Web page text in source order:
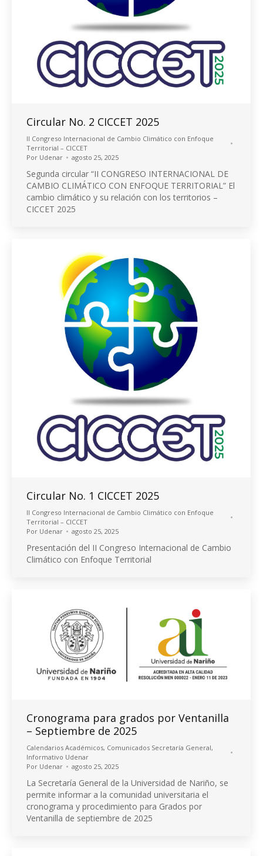
Circular No. 2 CICCET 2025
ll Congreso Internacional de Cambio Climático con Enfoque
Territorial – CICCET
Por Udenar agosto 25, 2025
Segunda circular “II CONGRESO INTERNACIONAL DE
CAMBIO CLIMÁTICO CON ENFOQUE TERRITORIAL” El
cambio climático y su relación con los territorios –
CICCET 2025
Circular No. 1 CICCET 2025
ll Congreso Internacional de Cambio Climático con Enfoque
Territorial – CICCET
Por Udenar agosto 25, 2025
Presentación del II Congreso Internacional de Cambio
Climático con Enfoque Territorial
Cronograma para grados por Ventanilla
– Septiembre de 2025
Calendarios Académicos, Comunicados Secretaría General,
Informativo Udenar
Por Udenar agosto 25, 2025
La Secretaría General de la Universidad de Nariño, se
permite informar a la comunidad universitaria el
cronograma y procedimiento para Grados por
Ventanilla de septiembre de 2025